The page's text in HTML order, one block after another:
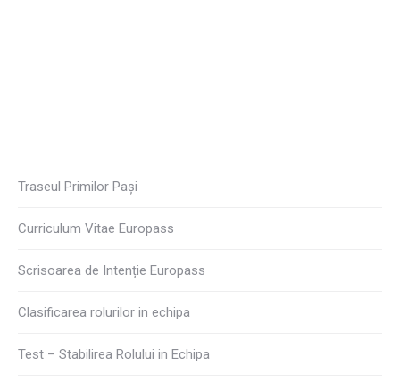
Traseul Primilor Pași
Curriculum Vitae Europass
Scrisoarea de Intenție Europass
Clasificarea rolurilor in echipa
Test – Stabilirea Rolului in Echipa